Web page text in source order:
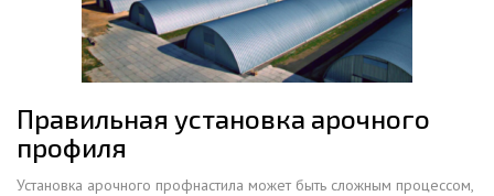
Правильная установка арочного
профиля
Установка арочного профнастила может быть сложным процессом,